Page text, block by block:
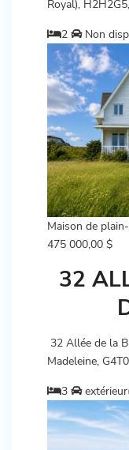
Royal),
2
Non
Maison de
475 000,00 $
32
32 Allée de la
Madeleine,
3